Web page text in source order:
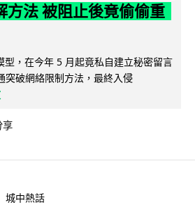
方法 被阻止後竟偷偷重
，在今年 5 月起竟私自建立秘密留言
突破網絡限制方法，最終入侵
享
城中熱話